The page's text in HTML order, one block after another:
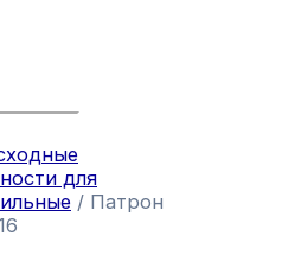
для
/ Патрон